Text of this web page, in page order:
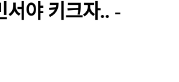
서야 키크자.. -